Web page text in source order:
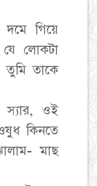
গিয়ে
যে লোকটা
তুমি তাকে
স্যার, ওই
কিনতে
মাছ